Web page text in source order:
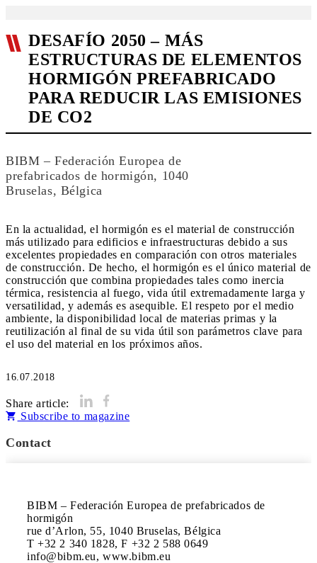
DESAFÍO 2050 – MÁS
ESTRUCTURAS DE ELEMENTOS
HORMIGÓN PREFABRICADO
PARA REDUCIR LAS EMISIONES
DE CO2
BIBM – Federación Europea de
prefabricados de hormigón, 1040
Bruselas, Bélgica
En la actualidad, el hormigón es el material de construcción
más utilizado para edificios e infraestructuras debido a sus
excelentes propiedades en comparación con otros materiales
de construcción. De hecho, el hormigón es el único material de
construcción que combina propiedades tales como inercia
térmica, resistencia al fuego, vida útil extremadamente larga y
versatilidad, y además es asequible. El respeto por el medio
ambiente, la disponibilidad local de materias primas y la
reutilización al final de su vida útil son parámetros clave para
el uso del material en los próximos años.
16.07.2018
Share article:
Subscribe to magazine
Contact
BIBM – Federación Europea de prefabricados de
hormigón
rue d’Arlon, 55, 1040 Bruselas, Bélgica
T +32 2 340 1828, F +32 2 588 0649
info@bibm.eu, www.bibm.eu